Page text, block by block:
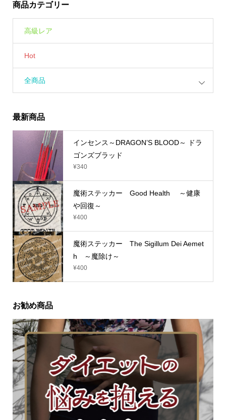
商品カテゴリー
高級レア
Hot
全商品
最新商品
インセンス～DRAGON’S BLOOD～ ドラ
ゴンズブラッド
¥340
魔術ステッカー Good Health ～健康
や回復～
¥400
魔術ステッカー The Sigillum Dei Aemet
h ～魔除け～
¥400
お勧め商品